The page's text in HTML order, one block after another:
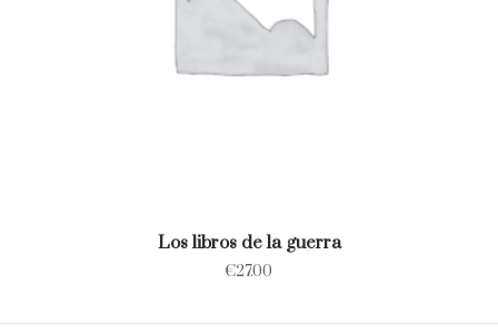
Los libros de la guerra
€27.00